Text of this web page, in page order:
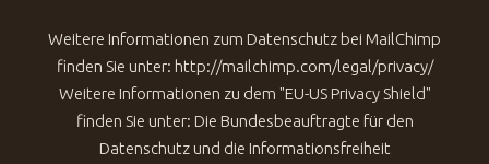
Weitere Informationen zum Datenschutz bei MailChimp
finden Sie unter: http://mailchimp.com/legal/privacy/
Weitere Informationen zu dem "EU-US Privacy Shield"
finden Sie unter: Die Bundesbeauftragte für den
Datenschutz und die Informationsfreiheit